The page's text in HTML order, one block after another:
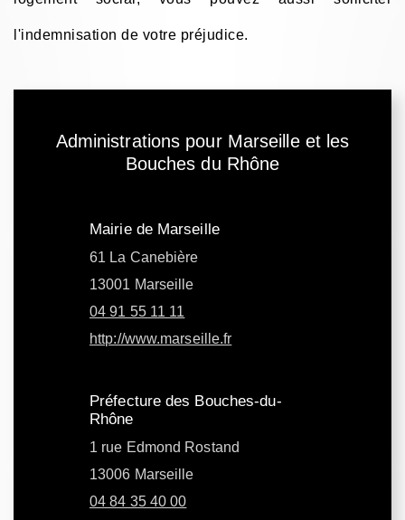
l'indemnisation de votre préjudice.
Administrations pour Marseille et les
Bouches du Rhône
Mairie de Marseille
61 La Canebière
13001 Marseille
04 91 55 11 11
http://www.marseille.fr
Préfecture des Bouches-du-
Rhône
1 rue Edmond Rostand
13006 Marseille
04 84 35 40 00